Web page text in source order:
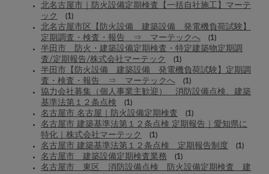
北名古屋市｜防火設備定期検査【一括自社施工】マーテ
ック
(1)
北名古屋市区【防火設備 建築設備 発電機負荷試験】
定期調査・検査・報告 ⇒ マーテックへ
(1)
半田市 防火・建築設備定期検査・特定建築物定期調
査/定期報告/株式会社マーテック
(1)
半田市【防火設備 建築設備 発電機負荷試験】定期調
査・検査・報告 ⇒ マーテックへ
(1)
協力会社募集（個人事業主歓迎） 消防設備点検、建築
基準法第１２条点検
(1)
名古屋市 名古屋｜防火設備定期検査 (1)
名古屋市 建築基準法第１２条点検 定期報告｜愛知県に
特化｜株式会社マーテック
(1)
名古屋市 建築基準法第１２条点検 定期報告制度 (1)
名古屋市 建築設備定期検査業務 (1)
名古屋市 東区 消防設備点検 防火設備定期検査 建